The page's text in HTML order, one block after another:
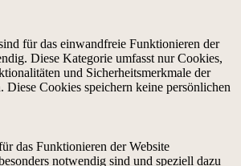
für das einwandfreie Funktionieren der
Diese Kategorie umfasst nur Cookies,
und Sicherheitsmerkmale der
Diese Cookies speichern keine persönlichen
das Funktionieren der Website
notwendig sind und speziell dazu